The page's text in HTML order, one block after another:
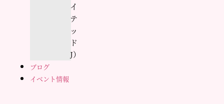
イ
テ
ッ
ド
J）
ブログ
イベント情報